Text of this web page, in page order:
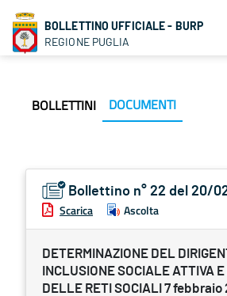
BOLLETTINO UFFICIALE - BURP
REGIONE PUGLIA
BOLLETTINI DOCUMENTI
Bollettino n° 22 del 20/
Scarica Ascolta
DETERMINAZIONE DEL
INCLUSIONE SOCIALE ATTIVA
DELLE RETI SOCIALI 7